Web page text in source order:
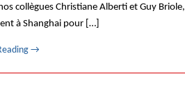
collègues Christiane Alberti et Guy Briole,
à Shanghai pour […]
→